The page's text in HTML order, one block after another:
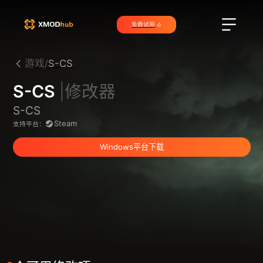
免费试用
游戏/S-CS
S-CS |修改器
S-CS
支持平台： Steam
Windows平台下载